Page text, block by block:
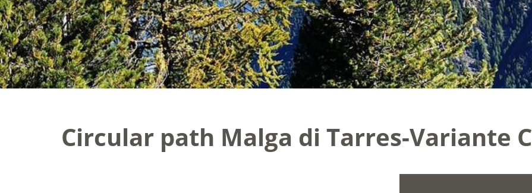
Circular path Malga di Tarres-Variante C